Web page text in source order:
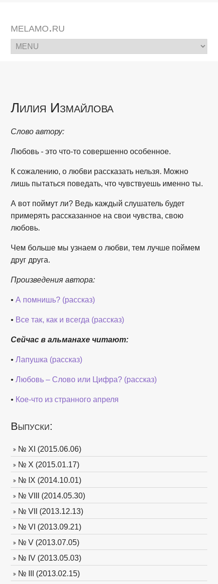
melamo.ru
Лилия Измайлова
Слово автору:
Любовь - это что-то совершенно особенное.
К сожалению, о любви рассказать нельзя. Можно
лишь пытаться поведать, что чувствуешь именно ты.
А вот поймут ли? Ведь каждый слушатель будет
примерять рассказанное на свои чувства, свою
любовь.
Чем больше мы узнаем о любви, тем лучше поймем
друг друга.
Произведения автора:
•А помнишь? (рассказ)
• Все так, как и всегда (рассказ)
Сейчас в альманахе читают:
•Лапушка (рассказ)
•Любовь – Слово или Цифра? (рассказ)
• Кое-что из странного апреля
Выпуски:
№ XI (2015.06.06)
№ X (2015.01.17)
№ IX (2014.10.01)
№ VIII (2014.05.30)
№ VII (2013.12.13)
№ VI (2013.09.21)
№ V (2013.07.05)
№ IV (2013.05.03)
№ III (2013.02.15)